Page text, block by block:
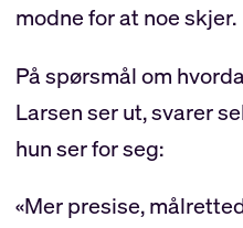
modne for at noe skjer.
På spørsmål om
Larsen ser ut, svarer
hun ser for seg:
«Mer presise,